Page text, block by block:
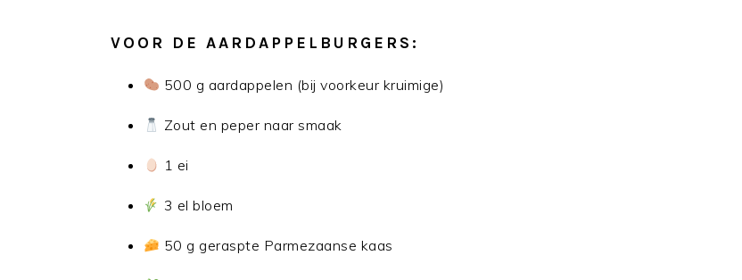
VOOR DE AARDAPPELBURGERS:
500 g aardappelen (bij voorkeur kruimige)
Zout en peper naar smaak
1 ei
3 el bloem
50 g geraspte Parmezaanse kaas